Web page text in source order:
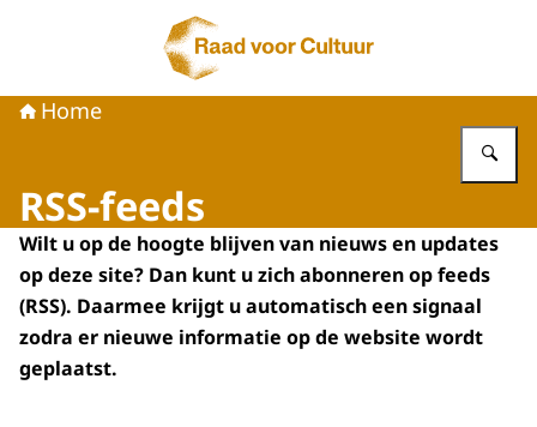
Naar de homepage van Raad voor Cultuur
Home
RSS-feeds
Wilt u op de hoogte blijven van nieuws en updates
op deze site? Dan kunt u zich abonneren op feeds
(RSS). Daarmee krijgt u automatisch een signaal
zodra er nieuwe informatie op de website wordt
geplaatst.